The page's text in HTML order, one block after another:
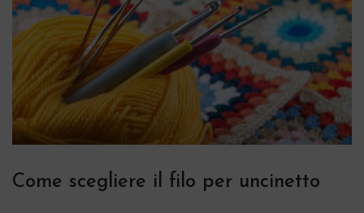
Come scegliere il filo per uncinetto